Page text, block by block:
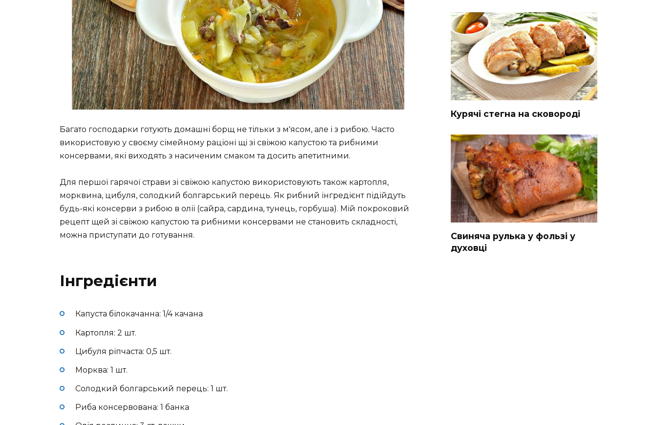
Багато господарки готують домашні борщ не тільки з м'ясом, але і з рибою. Часто
використовую у своєму сімейному раціоні щі зі свіжою капустою та рибними
консервами, які виходять з насиченим смаком та досить апетитними.
Для першої гарячої страви зі свіжою капустою використовують також картопля,
морквина, цибуля, солодкий болгарський перець. Як рибний інгредієнт підійдуть
будь-які консерви з рибою в олії (сайра, сардина, тунець, горбуша). Мій покроковий
рецепт щей зі свіжою капустою та рибними консервами не становить складності,
можна приступати до готування.
Інгредієнти
Капуста білокачанна: 1/4 качана
Картопля: 2 шт.
Цибуля ріпчаста: 0,5 шт.
Морква: 1 шт.
Солодкий болгарський перець: 1 шт.
Риба консервована: 1 банка
Курячі стегна на сковороді
Свиняча рулька у фользі у
духовці